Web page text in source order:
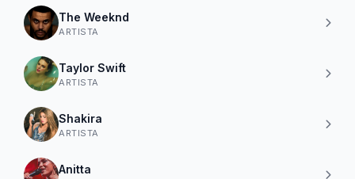
The Weeknd
ARTISTA
Taylor Swift
ARTISTA
Shakira
ARTISTA
Anitta